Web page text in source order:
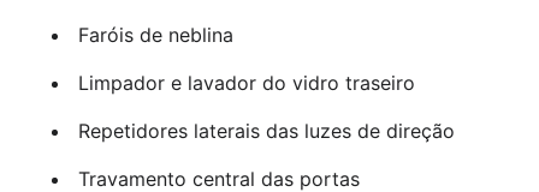
Faróis de neblina
Limpador e lavador do vidro traseiro
Repetidores laterais das luzes de direção
Travamento central das portas